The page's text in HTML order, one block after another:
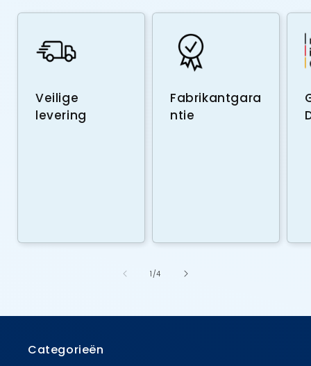
Veilige
levering
Fabrikantgara
ntie
1 /van
4
Categorieën